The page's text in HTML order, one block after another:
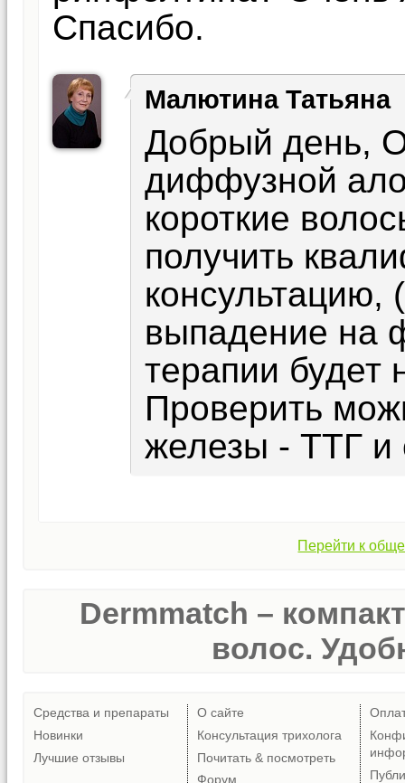
Спасибо.
Малютина Татьяна
Добрый день,
диффузной
короткие
получить
выпадение на
терапии будет
Проверить
железы - ТТГ и
Перейти к
Dermmatch –
волос.
Средства и препараты
Новинки
Лучшие отзывы
О сайте
Консультация трихолога
Почитать & посмотреть
Форум